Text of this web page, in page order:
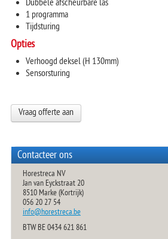
Dubbele afscheurbare las
1 programma
Tijdsturing
Opties
Verhoogd deksel (H 130mm)
Sensorsturing
Vraag offerte aan
Contacteer ons
Horestreca NV
Jan van Eyckstraat 20
8510 Marke (Kortrijk)
056 20 27 54
info@horestreca.be
BTW BE 0434 621 861